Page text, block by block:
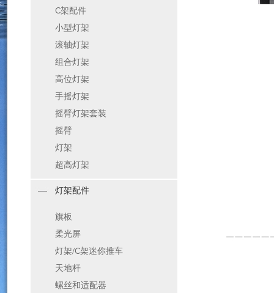
C架配件
小型灯架
滚轴灯架
组合灯架
高位灯架
手摇灯架
摇臂灯架套装
摇臂
灯架
超高灯架
灯架配件
旗板
柔光屏
灯架/C架迷你推车
天地杆
螺丝和适配器